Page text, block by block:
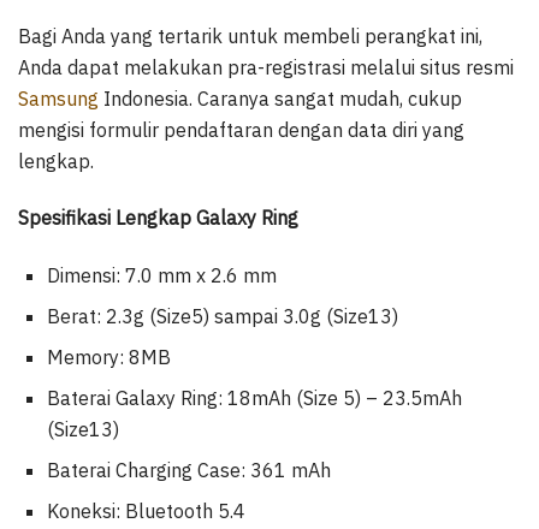
Bagi Anda yang tertarik untuk membeli perangkat ini,
Anda dapat melakukan pra-registrasi melalui situs resmi
Samsung Indonesia. Caranya sangat mudah, cukup
mengisi formulir pendaftaran dengan data diri yang
lengkap.
Spesifikasi Lengkap Galaxy Ring
Dimensi: 7.0 mm x 2.6 mm
Berat: 2.3g (Size5) sampai 3.0g (Size13)
Memory: 8MB
Baterai Galaxy Ring: 18mAh (Size 5) – 23.5mAh
(Size13)
Baterai Charging Case: 361 mAh
Koneksi: Bluetooth 5.4